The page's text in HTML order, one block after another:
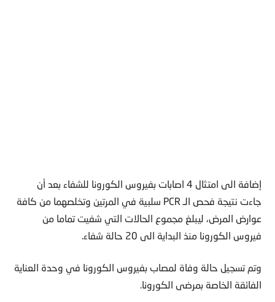
إضافة الى امتثال 4 اصابات بفيروس الكورونا للشفاء بعد أن
جاءت نتيجة فحص الـ PCR سلبية في المرتين وتخلصهما من كافة
عوارض المرض، ليبلغ مجموع الحالات التي شفيت تماما من
فيروس الكورونا منذ البداية الى 20 حالة شفاء.
وتم تسجيل حالة وفاة لمصاب بفيروس الكورونا في وحدة العناية
الفائقة الخاصة بمرضى الكورونا.